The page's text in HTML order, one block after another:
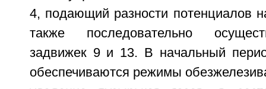
4, подающий разности потенциалов
также последовательно
задвижек 9 и 13. В начальный
обеспечиваются режимы